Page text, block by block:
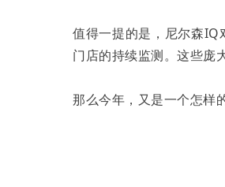
值得一提的是，尼尔森IQ
门店的持续监测。这些庞
那么今年，又是一个怎样